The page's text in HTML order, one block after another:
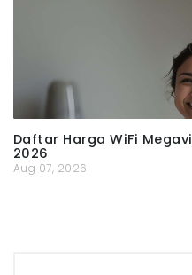
Daftar Harga WiFi
2026
Aug 07, 2026